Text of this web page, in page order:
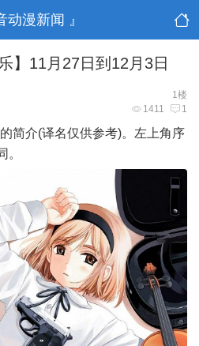
动漫新闻 』
】11月27日到12月3日
1楼
1411 1
简介(译名仅供参考)。左上角序
。